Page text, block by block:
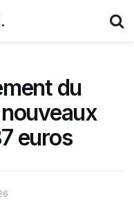
du
euros